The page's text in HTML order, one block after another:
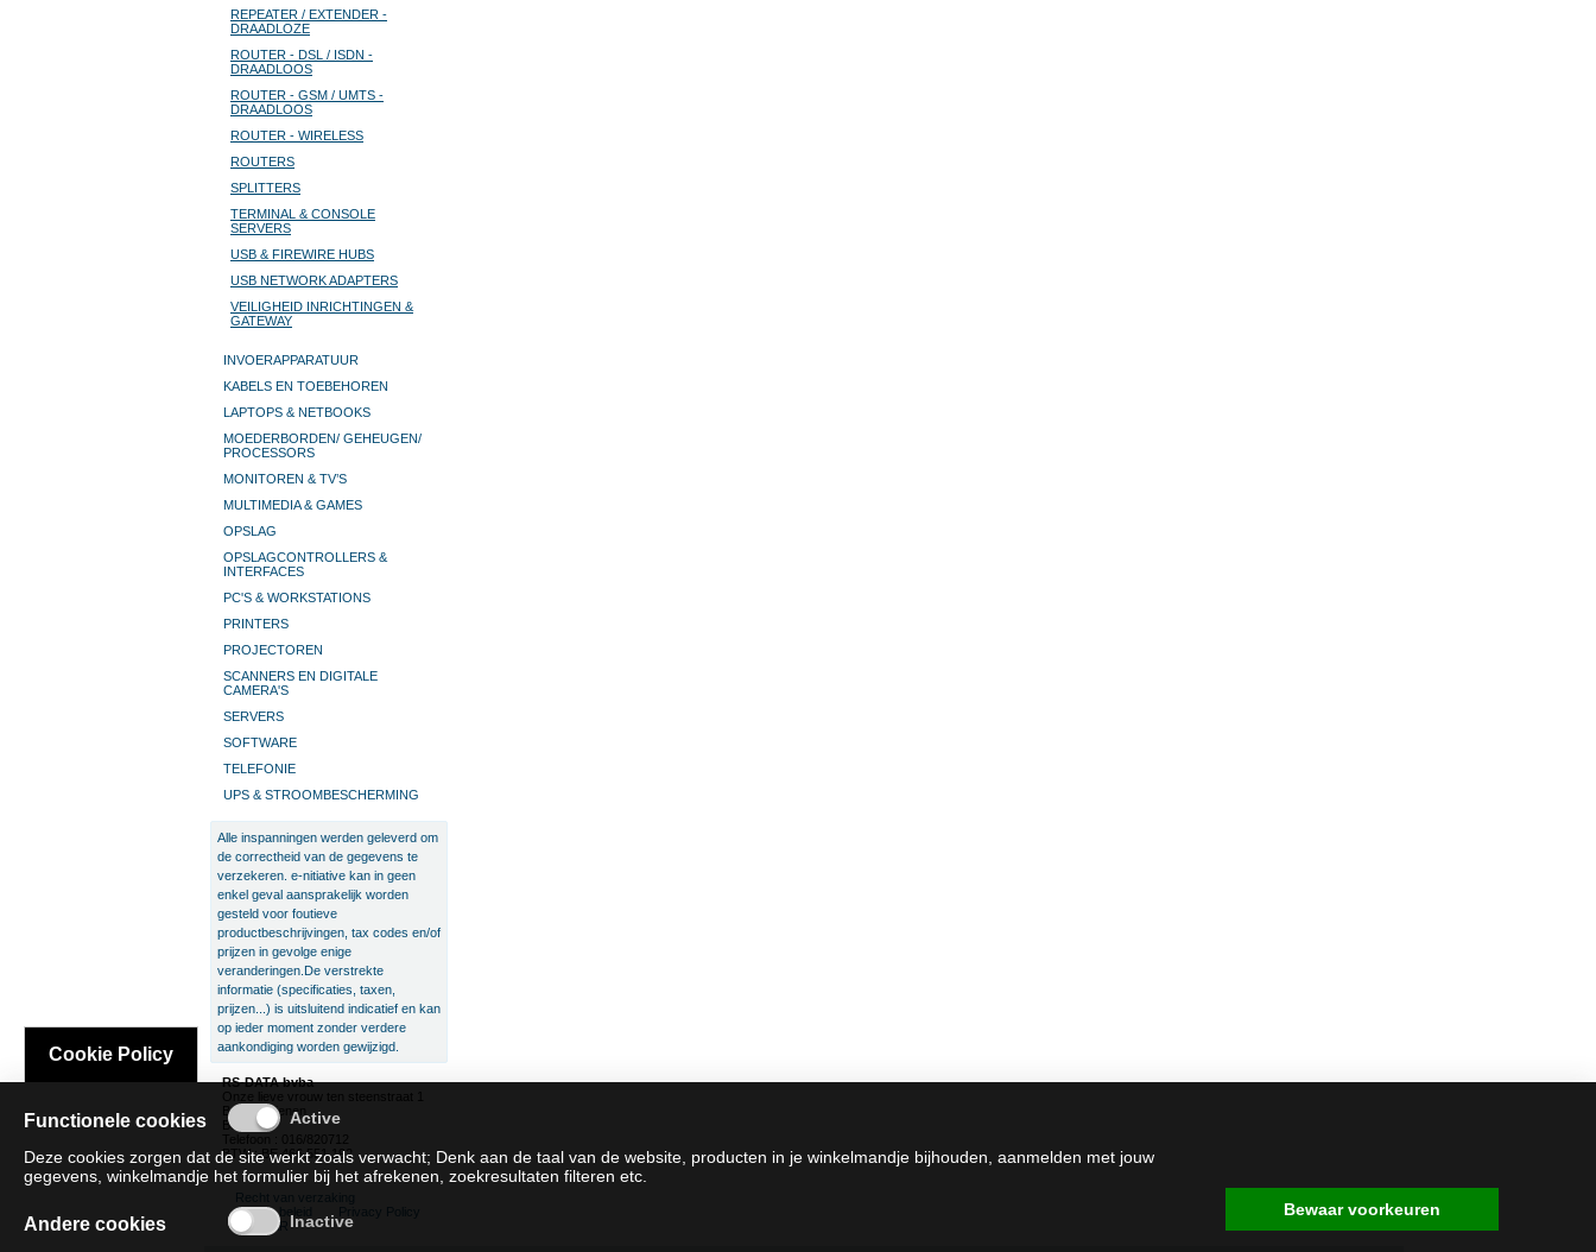
REPEATER / EXTENDER -
DRAADLOZE
ROUTER - DSL / ISDN -
DRAADLOOS
ROUTER - GSM / UMTS -
DRAADLOOS
ROUTER - WIRELESS
ROUTERS
SPLITTERS
TERMINAL & CONSOLE
SERVERS
USB & FIREWIRE HUBS
USB NETWORK ADAPTERS
VEILIGHEID INRICHTINGEN &
GATEWAY
INVOERAPPARATUUR
KABELS EN TOEBEHOREN
LAPTOPS & NETBOOKS
MOEDERBORDEN/ GEHEUGEN/
PROCESSORS
MONITOREN & TV’S
MULTIMEDIA & GAMES
OPSLAG
OPSLAGCONTROLLERS &
INTERFACES
PC'S & WORKSTATIONS
PRINTERS
PROJECTOREN
SCANNERS EN DIGITALE
CAMERA'S
SERVERS
SOFTWARE
TELEFONIE
UPS & STROOMBESCHERMING
Alle inspanningen werden geleverd om
de correctheid van de gegevens te
verzekeren. e-nitiative kan in geen
enkel geval aansprakelijk worden
gesteld voor foutieve
productbeschrijvingen, tax codes en/of
prijzen in gevolge enige
veranderingen.De verstrekte
informatie (specificaties, taxen,
prijzen...) is uitsluitend indicatief en kan
op ieder moment zonder verdere
aankondiging worden gewijzigd.
RS-DATA bvba
Onze lieve vrouw ten steenstraat 1
B-3300 Tienen
België
Telefoon : 016/820712
BTW : BE 466.551.192
Recht van verzaking
Cookie beleid
Privacy Policy
SAT/SAR
Cookie Policy
Functionele cookies
Deze cookies zorgen dat de site werkt zoals verwacht; Denk aan de taal van de website, producten in je winkelmandje bijhouden, aanmelden met jouw
gegevens, winkelmandje het formulier bij het afrekenen, zoekresultaten filteren etc.
Andere cookies
Bewaar voorkeuren